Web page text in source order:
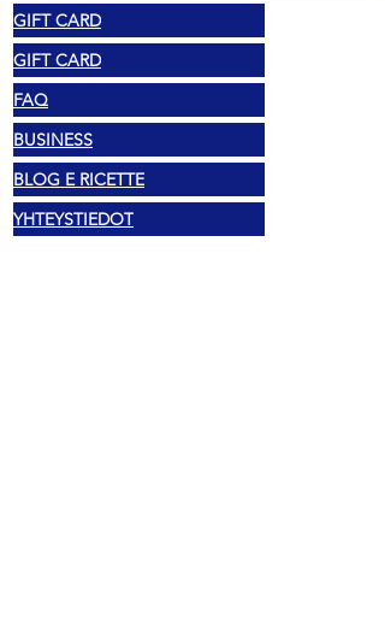
GIFT CARD
GIFT CARD
FAQ
BUSINESS
BLOG E RICETTE
YHTEYSTIEDOT